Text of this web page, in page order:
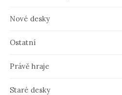
Nové desky
Ostatní
Právě hraje
Staré desky